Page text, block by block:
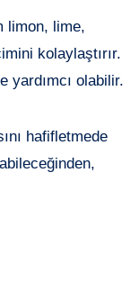
limon, lime,
kolaylaştırır.
yardımcı olabilir.
hafifletmede